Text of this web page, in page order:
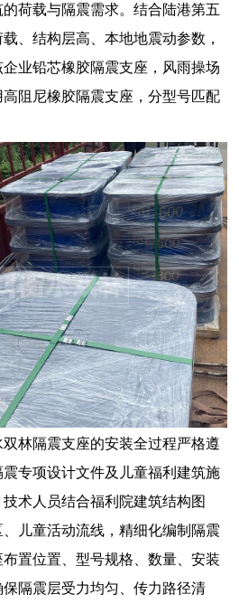
荷载与隔震需求。结合陆港第五
、结构层高、本地地震动参数，
业铅芯橡胶隔震支座，风雨操场
阻尼橡胶隔震支座，分型号匹配
林隔震支座的安装全过程严格遵
专项设计文件及儿童福利建筑施
术人员结合福利院建筑结构图
儿童活动流线，精细化编制隔震
置位置、型号规格、数量、安装
隔震层受力均匀、传力路径清